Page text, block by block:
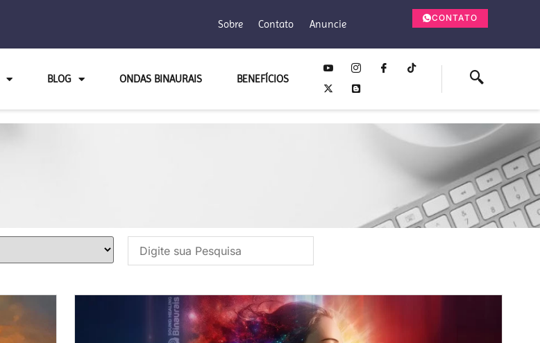
Sobre Contato Anuncie
CONTATO
BLOG ONDAS BINAURAIS BENEFÍCIOS